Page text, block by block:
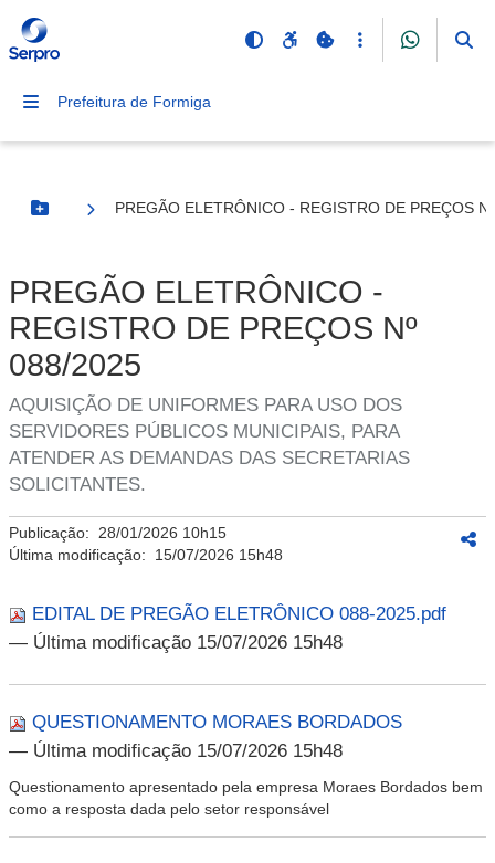
Prefeitura de Formiga
Botão Menu
PREGÃO ELETRÔNICO - REGISTRO DE PREÇOS
PREGÃO ELETRÔNICO -
REGISTRO DE PREÇOS Nº
088/2025
AQUISIÇÃO DE UNIFORMES PARA USO DOS
SERVIDORES PÚBLICOS MUNICIPAIS, PARA
ATENDER AS DEMANDAS DAS SECRETARIAS
SOLICITANTES.
Publicação: 28/01/2026 10h15
Última modificação: 15/07/2026 15h48
EDITAL DE PREGÃO ELETRÔNICO 088-2025.pdf
— Última modificação 15/07/2026 15h48
QUESTIONAMENTO MORAES BORDADOS
— Última modificação 15/07/2026 15h48
Questionamento apresentado pela empresa Moraes Bordados bem
como a resposta dada pelo setor responsável